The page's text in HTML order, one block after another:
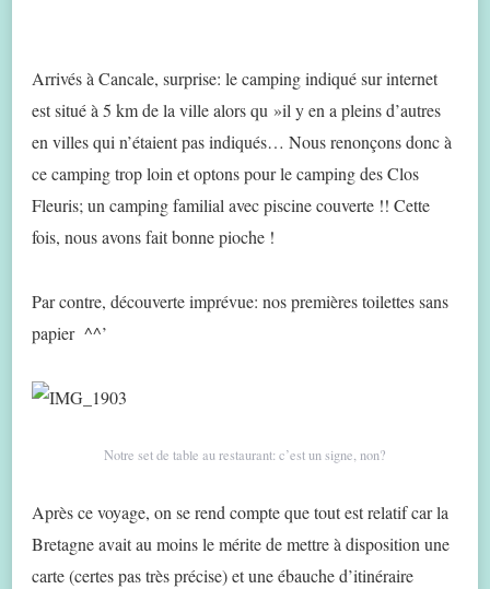
Arrivés à Cancale, surprise: le camping indiqué sur internet
est situé à 5 km de la ville alors qu »il y en a pleins d’autres
en villes qui n’étaient pas indiqués… Nous renonçons donc à
ce camping trop loin et optons pour le camping des Clos
Fleuris; un camping familial avec piscine couverte !! Cette
fois, nous avons fait bonne pioche !
Par contre, découverte imprévue: nos premières toilettes sans
papier ^^’
Notre set de table au restaurant: c’est un signe, non?
Après ce voyage, on se rend compte que tout est relatif car la
Bretagne avait au moins le mérite de mettre à disposition une
carte (certes pas très précise) et une ébauche d’itinéraire